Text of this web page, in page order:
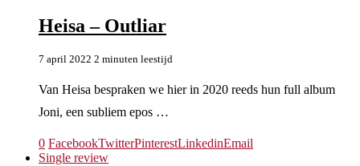
Heisa – Outliar
7 april 2022 2 minuten leestijd
Van Heisa bespraken we hier in 2020 reeds hun full album
Joni, een subliem epos …
0 FacebookTwitterPinterestLinkedinEmail
Single review